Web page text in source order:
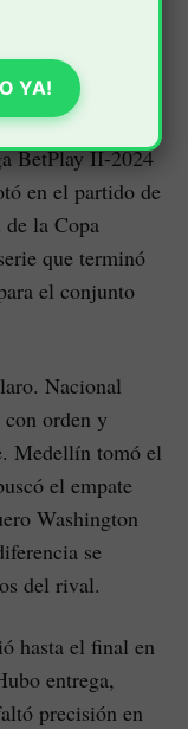
ella, Román
Nacional,
Ya había
BetPlay II-2024
en el partido de
la Copa
que terminó
el conjunto
Nacional
orden y
Medellín tomó el
el empate
Washington
se
del rival.
hasta el final en
entrega,
precisión en
YA!